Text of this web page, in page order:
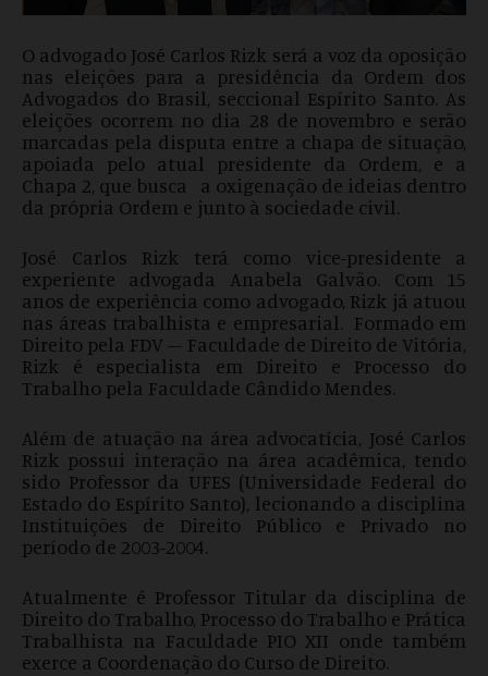
O advogado José Carlos Rizk será a voz da oposição
nas eleições para a presidência da Ordem dos
Advogados do Brasil, seccional Espírito Santo. As
eleições ocorrem no dia 28 de novembro e serão
marcadas pela disputa entre a chapa de situação,
apoiada pelo atual presidente da Ordem, e a
Chapa 2, que busca a oxigenação de ideias dentro
da própria Ordem e junto à sociedade civil.
José Carlos Rizk terá como vice-presidente a
experiente advogada Anabela Galvão. Com 15
anos de experiência como advogado, Rizk já atuou
nas áreas trabalhista e empresarial. Formado em
Direito pela FDV – Faculdade de Direito de Vitória,
Rizk é especialista em Direito e Processo do
Trabalho pela Faculdade Cândido Mendes.
Além de atuação na área advocatícia, José Carlos
Rizk possui interação na área acadêmica, tendo
sido Professor da UFES (Universidade Federal do
Estado do Espírito Santo), lecionando a disciplina
Instituições de Direito Público e Privado no
período de 2003-2004.
Atualmente é Professor Titular da disciplina de
Direito do Trabalho, Processo do Trabalho e Prática
Trabalhista na Faculdade PIO XII onde também
exerce a Coordenação do Curso de Direito.